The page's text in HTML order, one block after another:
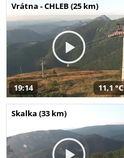
Vrátna - CHLEB (25 km)
19:14 11,1 °C
Skalka (33 km)